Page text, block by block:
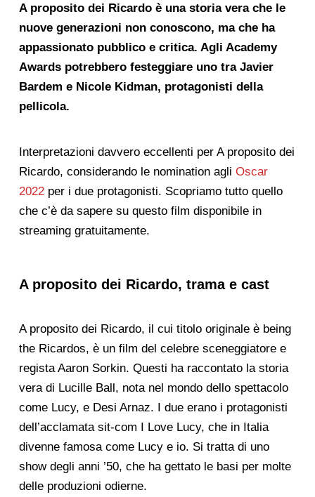
A proposito dei Ricardo è una storia vera che le
nuove generazioni non conoscono, ma che ha
appassionato pubblico e critica. Agli Academy
Awards potrebbero festeggiare uno tra Javier
Bardem e Nicole Kidman, protagonisti della
pellicola.
Interpretazioni davvero eccellenti per A proposito dei
Ricardo, considerando le nomination agli Oscar
2022per i due protagonisti. Scopriamo tutto quello
che c’è da sapere su questo film disponibile in
streaming gratuitamente.
A proposito dei Ricardo, trama e cast
A proposito dei Ricardo, il cui titolo originale è being
the Ricardos, è un film del celebre sceneggiatore e
regista Aaron Sorkin. Questi ha raccontato la storia
vera di Lucille Ball, nota nel mondo dello spettacolo
come Lucy, e Desi Arnaz. I due erano i protagonisti
dell’acclamata sit-com I Love Lucy, che in Italia
divenne famosa come Lucy e io. Si tratta di uno
show degli anni ’50, che ha gettato le basi per molte
delle produzioni odierne.